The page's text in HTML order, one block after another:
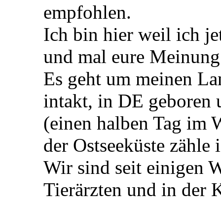
empfohlen.
Ich bin hier weil ich
und mal eure
Es geht um meinen
intakt, in DE geboren
(einen halben Tag im
der Ostseeküste
Wir sind seit einigen
Tierärzten und in der